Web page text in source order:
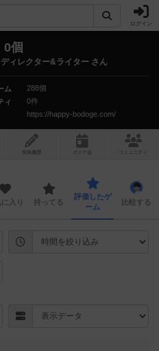
ログイン
0個
ィレクター&ライター さん
ム
288個
ィ
0件
https://happy-bodoge.com/
投稿履歴 ボ ドゲ コミュニティ
に入り 持ってる
評価したゲ
ーム
比較する